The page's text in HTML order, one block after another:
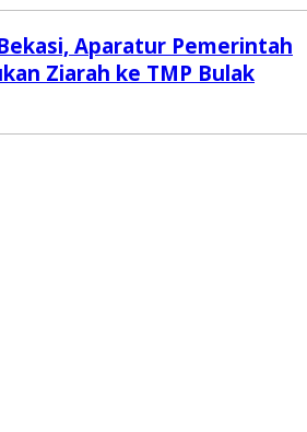
Aparatur Pemerintah
Ziarah ke TMP Bulak